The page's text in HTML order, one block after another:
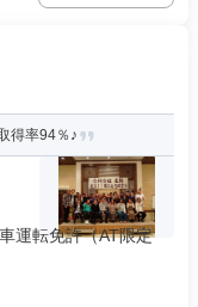
得率94％♪
運転免許（AT限定